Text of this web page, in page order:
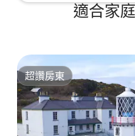
適合家
超讚房東
超讚房東